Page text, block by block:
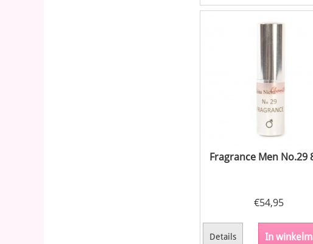
Fragrance Men No.29
€54,95
Details In